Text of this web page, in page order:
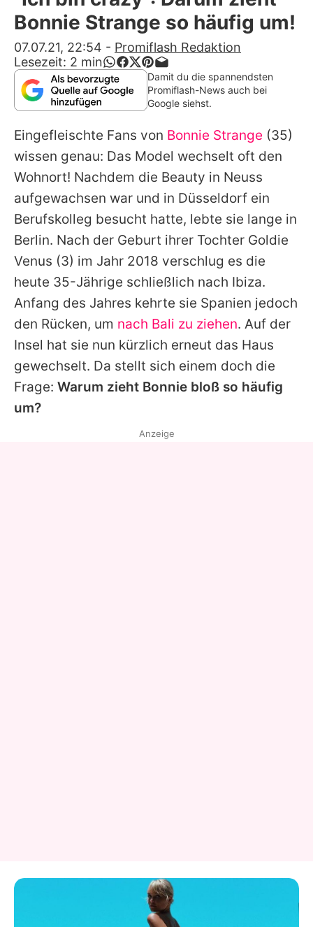
Alle Themen auf Promiflash
Jobs
App runterladen
Team
Redaktionelle Richtlinien
Impressum
Datenschutzerklärung
Nutzungsbedingungen
Utiq verwalten
Bonnie Strange so häufig um!
07.07.21, 22:54 - Promiflash Redaktion
Lesezeit: 2 min
Damit du die spannendsten
Promiflash-News auch bei
Google siehst.
Eingefleischte Fans von Bonnie Strange (35)
wissen genau: Das Model wechselt oft den
Wohnort! Nachdem die Beauty in Neuss
aufgewachsen war und in Düsseldorf ein
Berufskolleg besucht hatte, lebte sie lange in
Berlin. Nach der Geburt ihrer Tochter Goldie
Venus (3) im Jahr 2018 verschlug es die
heute 35-Jährige schließlich nach Ibiza.
Anfang des Jahres kehrte sie Spanien jedoch
den Rücken, um nach Bali zu ziehen. Auf der
Insel hat sie nun kürzlich erneut das Haus
gewechselt. Da stellt sich einem doch die
Frage: Warum zieht Bonnie bloß so häufig
um?
Anzeige